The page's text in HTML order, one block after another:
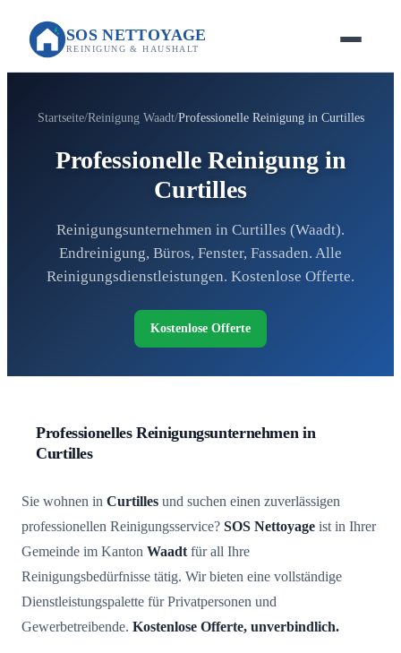
SOS NETTOYAGE
REINIGUNG & HAUSHALT
Startseite Reinigung Waadt Professionelle Reinigung in Curtilles
Professionelle Reinigung in
Curtilles
Reinigungsunternehmen in Curtilles (Waadt).
Endreinigung, Büros, Fenster, Fassaden. Alle
Reinigungsdienstleistungen. Kostenlose Offerte.
Kostenlose Offerte
Professionelles Reinigungsunternehmen in
Curtilles
Sie wohnen in Curtilles und suchen einen zuverlässigen
professionellen Reinigungsservice? SOS Nettoyage ist in Ihrer
Gemeinde im Kanton Waadtfür all Ihre
Reinigungsbedürfnisse tätig. Wir bieten eine vollständige
Dienstleistungspalette für Privatpersonen und
Gewerbetreibende. Kostenlose Offerte, unverbindlich.